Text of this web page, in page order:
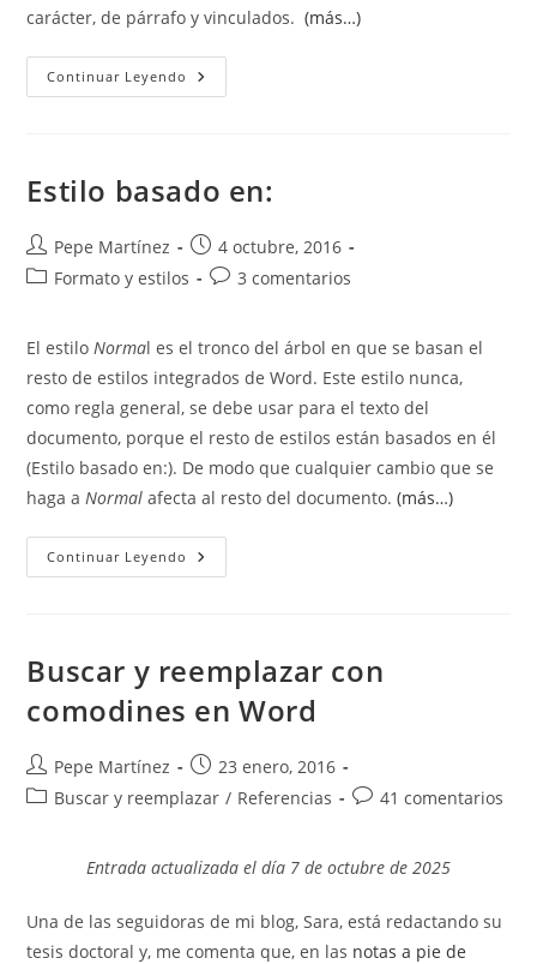
carácter, de párrafo y vinculados.(más…)
Continuar Leyendo Tipos
De
Estilo basado en:
Autor
de
Pepe Martínez
Publicación
de
4 octubre, 2016
Categoría
entrada:
Formato y estilos
Comentarios
entrada:
3 comentarios
El estiloNormal es el tronco del árbol en que se basan el
resto de estilos integrados de Word. Este estilo nunca,
como regla general, se debe usar para el texto del
documento, porque el resto de estilos están basados en él
(Estilo basado en:). De modo que cualquier cambio que se
haga aNormal afecta al resto del documento.(más…)
Continuar Leyendo Estilo
Basado
Buscar y reemplazar con
comodines en Word
Autor
de
Pepe Martínez
Publicación
de
23 enero, 2016
Categoría
entrada:
Buscar y reemplazar / Referencias
Comentarios
entrada:
41 comentarios
Entrada actualizada el día 7 de octubre de 2025
Una de las seguidoras de mi blog, Sara, está redactando su
tesis doctoral y, me comenta que, en las notas a pie de